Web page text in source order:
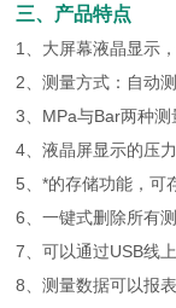
三、产品特点
1、大屏幕液晶显示
2、测量方式：自动
3、MPa与Bar两种测
4、液晶屏显示的压
5、*的存储功能，可
6、一键式删除所有测
7、可以通过USB线
8、测量数据可以报